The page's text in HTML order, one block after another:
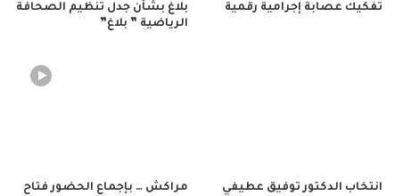
تفكيك عصابة إجرامية رقمية
بلاغ بشأن جدل تنظيم الصحافة
الرياضية ” بلاغ”
انتخاب الدكتور توفيق عطيفي
مراكش … بإجماع الحضور فتاح